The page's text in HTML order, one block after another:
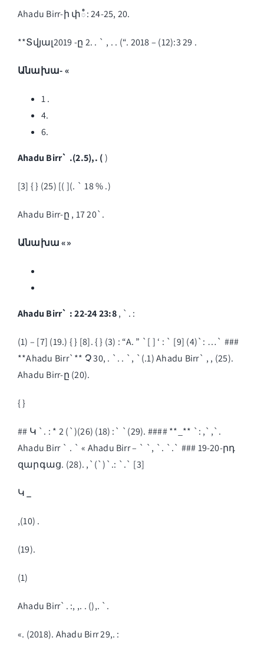
Ahadu Birr-ի փఄ: 24-25, 20.
**Տվյալ2019 -ը 2. . ` , . . (“. 2018 – (12):3 29 .
Անախա- «
1 .
4.
6.
Ahadu Birr` .(2.5),. ()
[3] { } (25) [( ](. ` 18 % .)
Ahadu Birr-ը , 17 20`.
Անախա «»
Ahadu Birr` : 22-24 23:8, `. :
(1) – [7] (19.) { } [8]. { } (3) : “A. ” `[ ] ‘ : ` [9] (4)`: …` ###
**Ahadu Birr`** Չ 30, . `. . `, `(.1) Ahadu Birr` , , (25).
Ahadu Birr-ը (20).
{ }
## Կ `. : * 2 (`)(26) (18) :` `(29). #### **_** `: ,`,`.
Ahadu Birr ` . ` « Ahadu Birr – ` `, `. `.` ### 19-20-րդ
զարգաց. (28). ,`(`)`.: `.` [3]
Կ
,(10) .
(19).
(1)
Ahadu Birr`. :, ,. . (),. `.
«. (2018). Ahadu Birr 29,. :